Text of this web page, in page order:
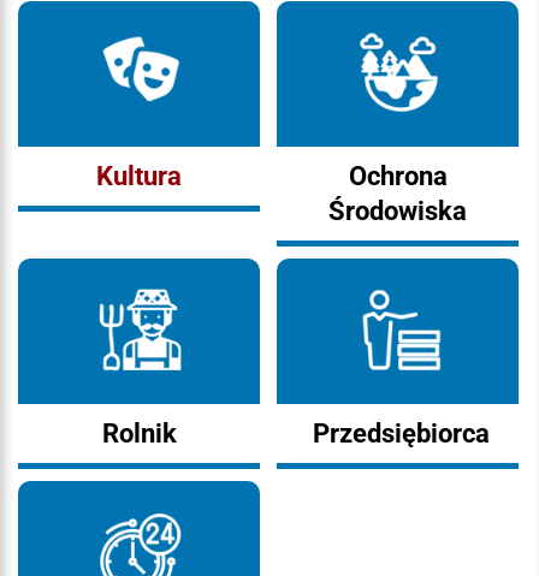
Kultura
Ochrona
Środowiska
Rolnik Przedsiębiorca